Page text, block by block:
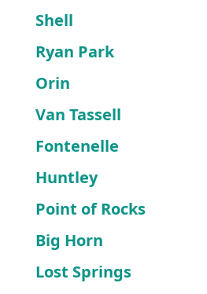
Shell
Ryan Park
Orin
Van Tassell
Fontenelle
Huntley
Point of Rocks
Big Horn
Lost Springs